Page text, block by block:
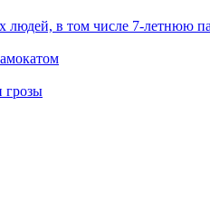
людей, в том числе 7-летнюю
грозы